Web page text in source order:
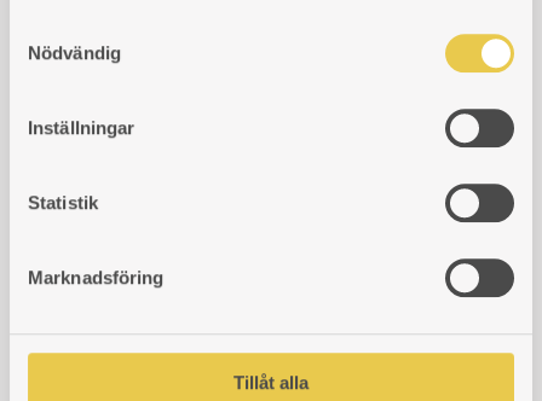
Nödvändig
Inställningar
Statistik
Marknadsföring
Tillåt alla
10 Products Sort by
Norrahammar 17-26 V
Firebox liner |
Norrahammar 17-26 H